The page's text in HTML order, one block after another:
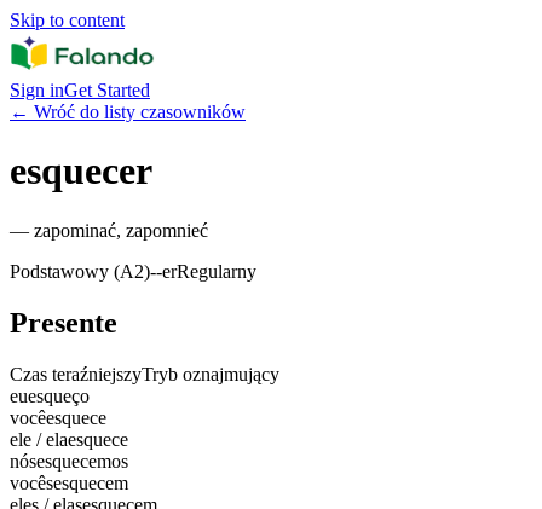
Skip to content
Sign inGet Started
← Wróć do listy czasowników
esquecer
— zapominać, zapomnieć
Podstawowy (A2)--erRegularny
Presente
Czas teraźniejszyTryb oznajmujący
euesqueço
vocêesquece
ele / elaesquece
nósesquecemos
vocêsesquecem
eles / elasesquecem